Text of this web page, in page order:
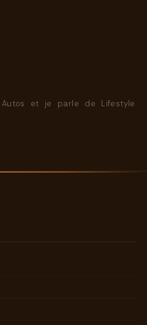
Autos et je parle de Lifestyle